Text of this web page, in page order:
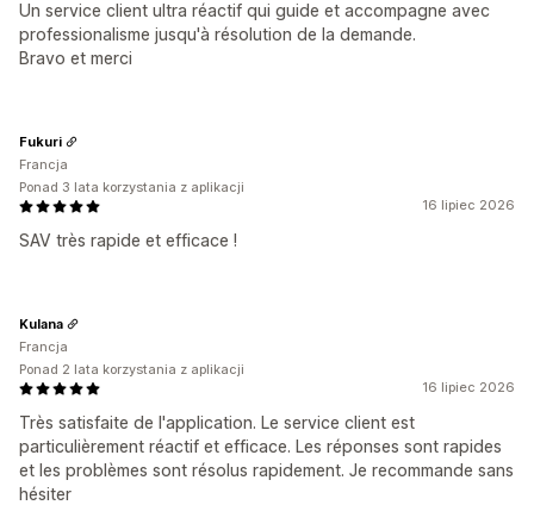
Un service client ultra réactif qui guide et accompagne avec
professionalisme jusqu'à résolution de la demande.
Bravo et merci
16 lipiec 2026
SAV très rapide et efficace !
Fukuri
Francja
Ponad 3 lata korzystania z aplikacji
16 lipiec 2026
Très satisfaite de l'application. Le service client est
particulièrement réactif et efficace. Les réponses sont rapides
et les problèmes sont résolus rapidement. Je recommande sans
hésiter
Kulana
Francja
Ponad 2 lata korzystania z aplikacji